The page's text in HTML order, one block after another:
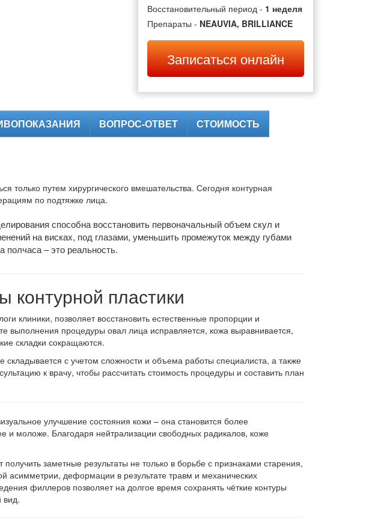
Восстановительный период - 1 неделя
Препараты - NEAUVIA, BRILLIANCE
Записаться онлайн
ВОПРОС-ОТВЕТ
СТОИМОСТЬ
только путем хирургического вмешательства. Сегодня контурная
по подтяжке лица.
способна восстановить первоначальный объем скул и
на висках, под глазами, уменьшить промежуток между губами
– это реальность.
контурной пластики
клиники, позволяет восстановить естественные пропорции и
выполнения процедуры овал лица исправляется, кожа выравнивается,
складки сокращаются.
складывается с учетом сложности и объема работы специалиста, а также
к врачу, чтобы рассчитать стоимость процедуры и составить план
улучшение состояния кожи – она становится более
и моложе. Благодаря нейтрализации свободных радикалов, коже
заметные результаты не только в борьбе с признаками старения,
асимметрии, деформации в результате травм и механических
филлеров позволяет на долгое время сохранять чёткие контуры
вид.